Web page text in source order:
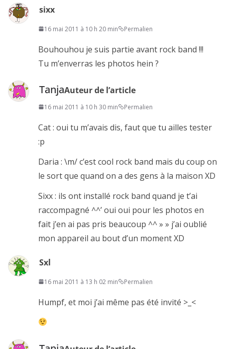
sixx
16 mai 2011 à 10 h 20 min Permalien
Bouhouhou je suis partie avant rock band !!!
Tu m’enverras les photos hein ?
TanjaAuteur de l’article
16 mai 2011 à 10 h 30 min Permalien
Cat : oui tu m’avais dis, faut que tu ailles tester
:p
Daria : \m/ c’est cool rock band mais du coup on
le sort que quand on a des gens à la maison XD
Sixx : ils ont installé rock band quand je t’ai
raccompagné ^^’ oui oui pour les photos en
fait j’en ai pas pris beaucoup ^^ » » j’ai oublié
mon appareil au bout d’un moment XD
Sxl
16 mai 2011 à 13 h 02 min Permalien
Humpf, et moi j’ai même pas été invité >_<